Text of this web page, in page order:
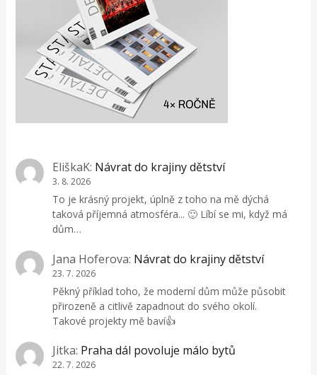
EliškaK: Návrat do krajiny dětství
3. 8. 2026
To je krásný projekt, úplně z toho na mě dýchá
taková příjemná atmosféra... 🙂 Líbí se mi, když má
dům…
Jana Hoferova: Návrat do krajiny dětství
23. 7. 2026
Pěkný příklad toho, že moderní dům může působit
přirozeně a citlivě zapadnout do svého okolí.
Takové projekty mě baví👍
Jitka: Praha dál povoluje málo bytů
22. 7. 2026